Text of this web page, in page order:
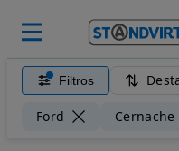
Filtros
Ford